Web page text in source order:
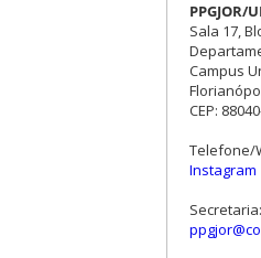
PPGJOR/
Sala 17,
Campus
CEP:
Telefone/
Instagram
Secretaria: